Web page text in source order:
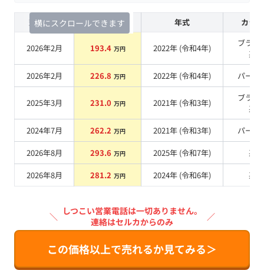
横にスクロールできます
査定時期 セルカ実績 年式 カラー
2026年2月 193.4 万円 2022年 (令和4年)
ブラッ
系
2026年2月
226.8 万円 2022年 (令和4年) パール
2025年3月 231.0 万円 2021年 (令和3年)
ブラッ
系
2024年7月
262.2 万円 2021年 (令和3年) パール
2026年8月
293.6 万円 2025年 (令和7年)
系
2026年8月
281.2 万円 2024年 (令和6年) 系
＼ しつこい営業電話は一切ありません。
連絡はセルカからのみ
／
この価格以上で売れるか見てみる＞